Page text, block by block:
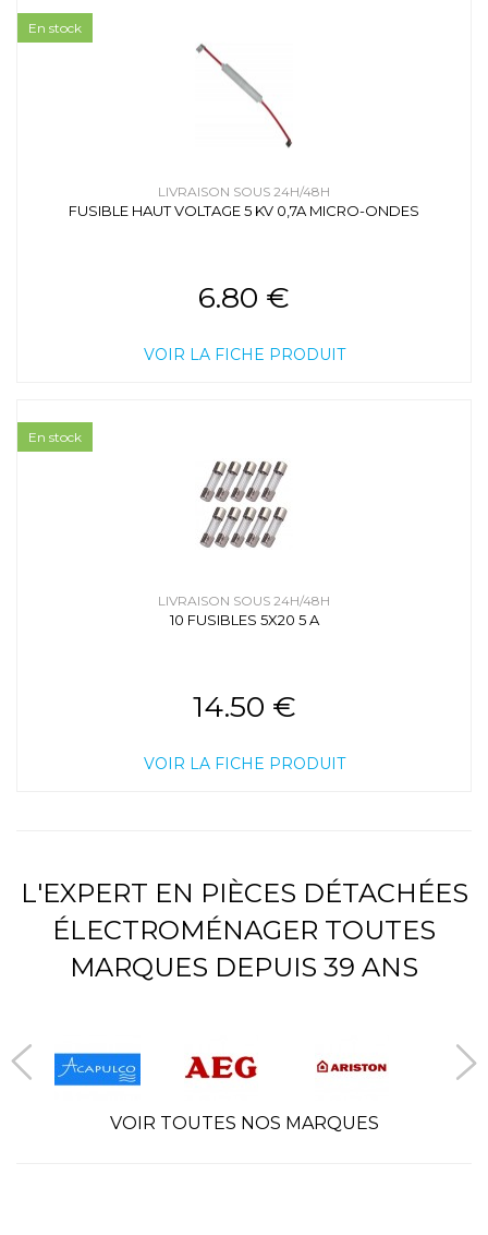
LIVRAISON SOUS 24H/48H
FUSIBLE HAUT VOLTAGE 5 KV 0,7A MICRO-ONDES
6.80 €
VOIR LA FICHE PRODUIT
En stock
LIVRAISON SOUS 24H/48H
10 FUSIBLES 5X20 5 A
14.50 €
VOIR LA FICHE PRODUIT
En stock
L'EXPERT EN PIÈCES DÉTACHÉES
ÉLECTROMÉNAGER TOUTES
MARQUES DEPUIS 39 ANS
VOIR TOUTES NOS MARQUES